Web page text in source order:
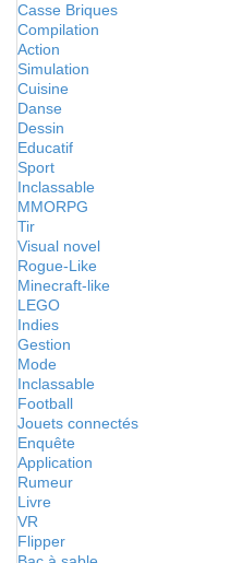
Casse Briques
Compilation
Action
Simulation
Cuisine
Danse
Dessin
Educatif
Sport
Inclassable
MMORPG
Tir
Visual novel
Rogue-Like
Minecraft-like
LEGO
Indies
Gestion
Mode
Inclassable
Football
Jouets connectés
Enquête
Application
Rumeur
Livre
VR
Flipper